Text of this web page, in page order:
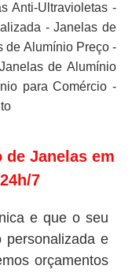
Anti-Ultravioletas -
- Janelas de
de Alumínio Preço -
de Alumínio
para Comércio -
de Janelas em
7
e que o seu
personalizada e
orçamentos